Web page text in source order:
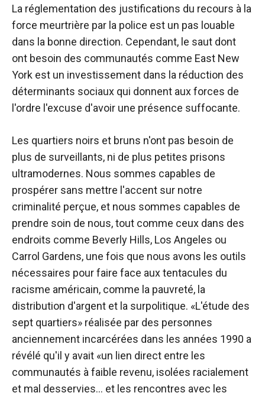
La réglementation des justifications du recours à la
force meurtrière par la police est un pas louable
dans la bonne direction. Cependant, le saut dont
ont besoin des communautés comme East New
York est un investissement dans la réduction des
déterminants sociaux qui donnent aux forces de
l'ordre l'excuse d'avoir une présence suffocante.
Les quartiers noirs et bruns n'ont pas besoin de
plus de surveillants, ni de plus petites prisons
ultramodernes. Nous sommes capables de
prospérer sans mettre l'accent sur notre
criminalité perçue, et nous sommes capables de
prendre soin de nous, tout comme ceux dans des
endroits comme Beverly Hills, Los Angeles ou
Carrol Gardens, une fois que nous avons les outils
nécessaires pour faire face aux tentacules du
racisme américain, comme la pauvreté, la
distribution d'argent et la surpolitique. «L'étude des
sept quartiers» réalisée par des personnes
anciennement incarcérées dans les années 1990 a
révélé qu'il y avait «un lien direct entre les
communautés à faible revenu, isolées racialement
et mal desservies… et les rencontres avec les